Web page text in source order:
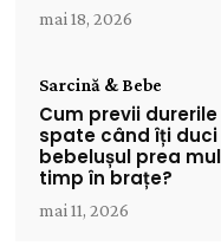
mai 18, 2026
Sarcină & Bebe
Cum previi
spate când îți duci
bebelușul prea
timp în brațe?
mai 11, 2026